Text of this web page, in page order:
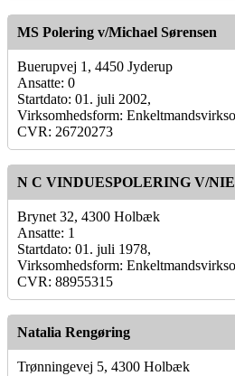
MS Polering v/Michael Sørensen
Buerupvej 1, 4450 Jyderup
Ansatte: 0
Startdato: 01. juli 2002,
Virksomhedsform:
CVR: 26720273
N C VINDUESPOLERING V/
Brynet 32, 4300 Holbæk
Ansatte: 1
Startdato: 01. juli 1978,
Virksomhedsform:
CVR: 88955315
Natalia Rengøring
Trønningevej 5, 4300 Holbæk